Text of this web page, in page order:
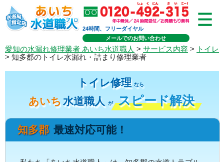
24時間、フリーダイヤル
メールでのお問い合わせ
愛知の水漏れ修理業者 あいち水道職人 > サービス内容 >
トイレ
> 知多郡のトイレ水漏れ・詰まり修理業者
トイレ修理 なら
あいち水道職人 が スピード解決
知多郡 最速対応可能！